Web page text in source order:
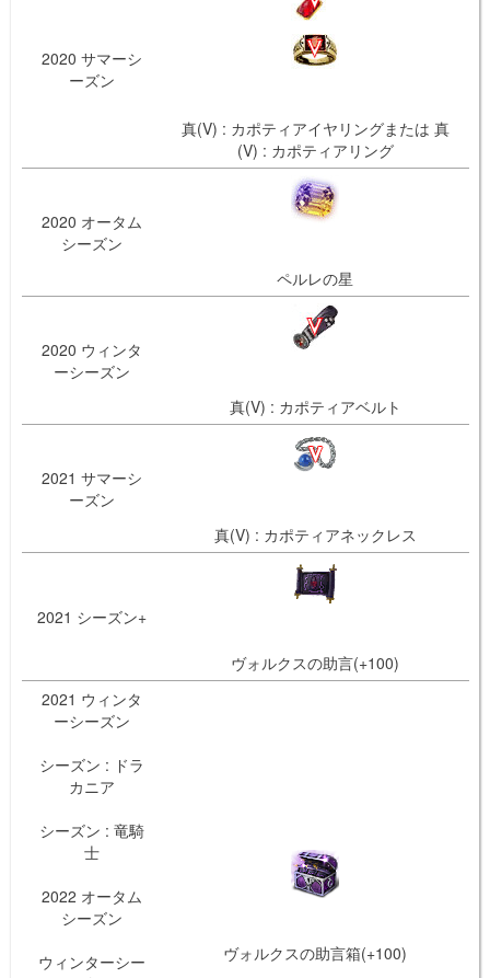
2020 サマーシ
ーズン
真(V) : カポティアイヤリングまたは 真
(V) : カポティアリング
2020 オータム
シーズン
ペルレの星
2020 ウィンタ
ーシーズン
真(V) : カポティアベルト
2021 サマーシ
ーズン
真(V) : カポティアネックレス
2021 シーズン+
ヴォルクスの助言(+100)
2021 ウィンタ
ーシーズン
シーズン : ドラ
カニア
シーズン : 竜騎
士
2022 オータム
シーズン
ウィンターシー
ヴォルクスの助言箱(+100)